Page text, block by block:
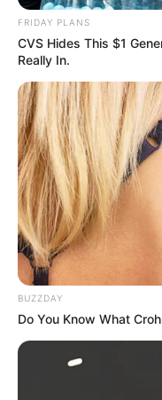
FRIDAY PLANS
CVS Hides This $1
Really In.
BUZZDAY
Do You Know What